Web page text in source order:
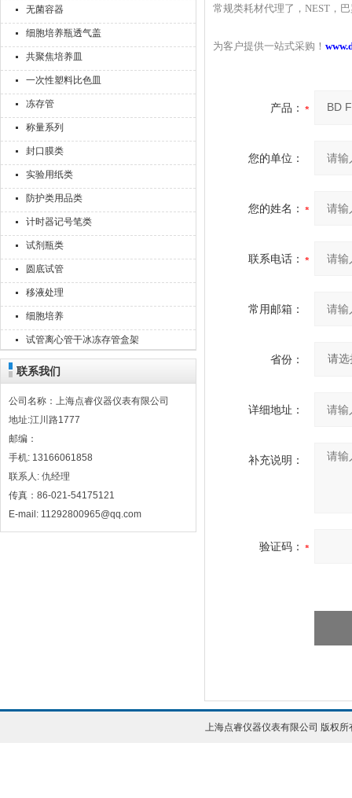
无菌容器
细胞培养瓶透气盖
共聚焦培养皿
一次性塑料比色皿
冻存管
称量系列
封口膜类
实验用纸类
防护类用品类
计时器记号笔类
试剂瓶类
圆底试管
移液处理
细胞培养
试管离心管干冰冻存管盒架
联系我们
公司名称：上海点睿仪器仪表有限公司
地址:江川路1777
邮编：
手机: 13166061858
联系人: 仇经理
传真：86-021-54175121
E-mail: 11292800965@qq.com
常规类耗材代理了，NEST，
为客户提供一站式采购！
产品：
您的单位：
您的姓名：
联系电话：
常用邮箱：
省份：
详细地址：
补充说明：
验证码：
上海点睿仪器仪表有限公司 版权